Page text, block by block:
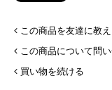
この商品を友達に教
この商品について問
買い物を続ける